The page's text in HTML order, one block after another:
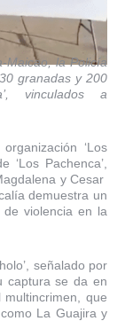
Maicao, la Policía
granadas y 200
vinculados a
‘Los
‘Los Pachenca’,
y Cesar
demuestra un
de violencia en la
señalado por
captura se da en
que
La Guajira y